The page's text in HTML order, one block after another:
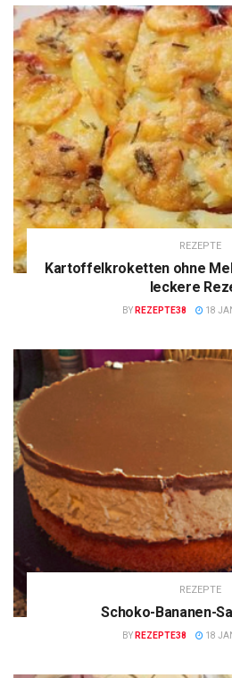
REZEPTE
Kartoffelkroketten ohne
leckere
BY REZEPTE38 18
REZEPTE
Schoko-Bananen-
BY REZEPTE38 18